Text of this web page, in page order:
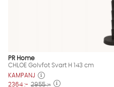
PR Home
CHLOE Golvfot Svart H 143 cm
KAMPANJ
2364 :- 2955 :-